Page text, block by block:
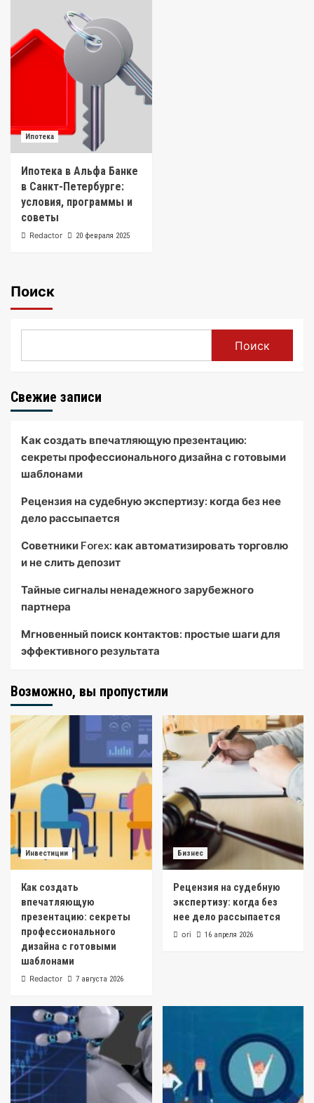
Ипотека
Ипотека в Альфа Банке
в Санкт-Петербурге:
условия, программы и
советы
Redactor 20 февраля 2025
Поиск
Поиск
Свежие записи
Как создать впечатляющую презентацию:
секреты профессионального дизайна с готовыми
шаблонами
Рецензия на судебную экспертизу: когда без нее
дело рассыпается
Советники Forex: как автоматизировать торговлю
и не слить депозит
Тайные сигналы ненадежного зарубежного
партнера
Мгновенный поиск контактов: простые шаги для
эффективного результата
Возможно, вы пропустили
Инвестиции
Как создать
впечатляющую
презентацию: секреты
профессионального
дизайна с готовыми
шаблонами
Redactor 7 августа 2026
Бизнес
Рецензия на судебную
экспертизу: когда без
нее дело рассыпается
ori 16 апреля 2026